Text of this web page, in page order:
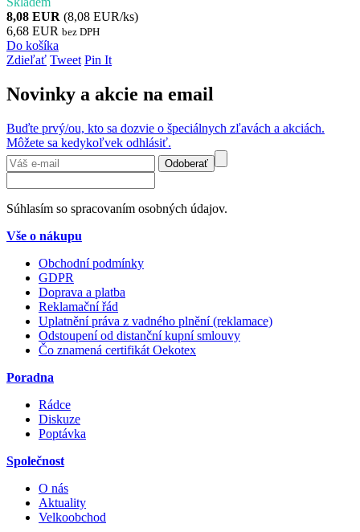
8,08 EUR (8,08 EUR/ks)
6,68 EUR bez DPH
Do košíka
Zdieľať Tweet Pin It
Novinky a akcie na email
Buďte prvý/ou, kto sa dozvie o špeciálnych zľavách a akciách.
Môžete sa kedykoľvek odhlásiť.
Odoberať
Súhlasím so spracovaním osobných údajov.
Vše o nákupu
Obchodní podmínky
GDPR
Doprava a platba
Reklamační řád
Uplatnění práva z vadného plnění (reklamace)
Odstoupení od distanční kupní smlouvy
Čo znamená certifikát Oekotex
Poradna
Rádce
Diskuze
Poptávka
Společnost
O nás
Aktuality
Velkoobchod